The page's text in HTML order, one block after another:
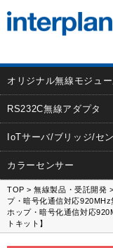
インタープランについて
カーアクセサリー
サポート
採用情報
オリジナル無線モジュ
RS232C無線アダプタ
IoTサーバ/ブリッジ/セ
カラーセンサー
TOP >無線製品・受託開発 >
プ・暗号化通信対応
ホップ・暗号化通信対応
トキット】